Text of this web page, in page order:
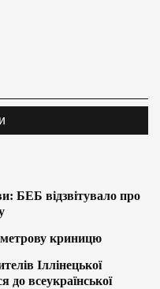
БЕБ відзвітувало про
метрову криницю
Іллінецької
всеукраїнської